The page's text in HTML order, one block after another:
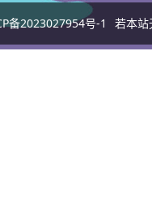
备2023027954号-1 若本